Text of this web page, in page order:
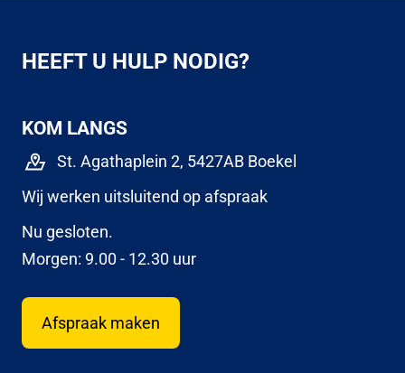
HEEFT U HULP NODIG?
KOM LANGS
St. Agathaplein 2, 5427AB Boekel
Wij werken uitsluitend op afspraak
Nu gesloten.
Morgen: 9.00 - 12.30 uur
Afspraak maken